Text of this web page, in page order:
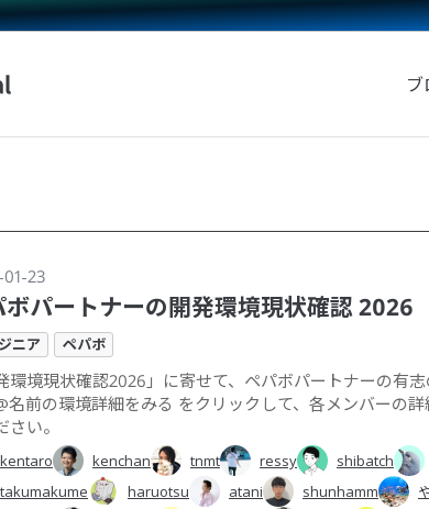
23
ボパートナーの開発環境現状確認 2026
ニア ペパボ
環境現状確認2026」に寄せて、ペパボパートナーの有
名前の環境詳細をみる をクリックして、各メンバーの
さい。
kentaro kenchan tnmt ressy shibatch
takumakume
haruotsu atani shunhamm